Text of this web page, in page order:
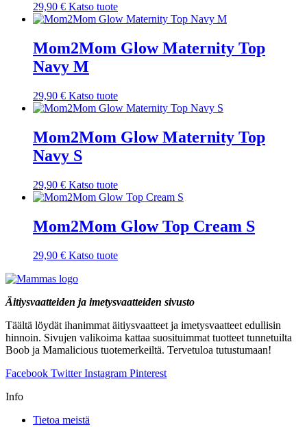
29,90 € Katso tuote
Mom2Mom Glow Maternity Top
Navy M
29,90 € Katso tuote
Mom2Mom Glow Maternity Top
Navy S
29,90 € Katso tuote
Mom2Mom Glow Top Cream S
29,90 € Katso tuote
Äitiysvaatteiden ja imetysvaatteiden sivusto
Täältä löydät ihanimmat äitiysvaatteet ja imetysvaatteet edullisin
hinnoin. Sivujen valikoima kattaa suosituimmat tuotteet tunnetuilta
Boob ja Mamalicious tuotemerkeiltä. Tervetuloa tutustumaan!
Facebook Twitter Instagram Pinterest
Info
Tietoa meistä